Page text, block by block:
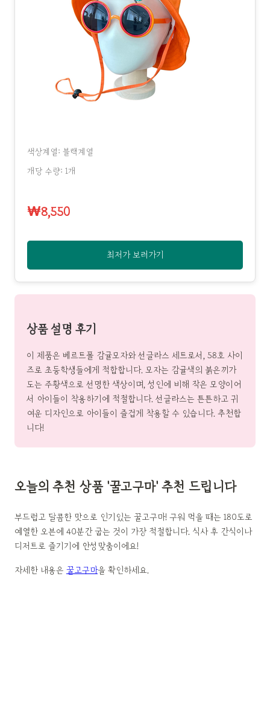
색상계열: 블랙계열
개당 수량: 1개
₩8,550
최저가 보러가기
상품 설명 후기
이 제품은 베르트폴 감귤모자와 선글라스 세트로서, 58호 사이
즈로 초등학생들에게 적합합니다. 모자는 감귤색의 붉은끼가
도는 주황색으로 선명한 색상이며, 성인에 비해 작은 모양이어
서 아이들이 착용하기에 적절합니다. 선글라스는 튼튼하고 귀
여운 디자인으로 아이들이 즐겁게 착용할 수 있습니다. 추천합
니다!
오늘의 추천 상품 '꿀고구마' 추천 드립니다
부드럽고 달콤한 맛으로 인기있는 꿀고구마! 구워 먹을 때는 180도로
예열한 오븐에 40분간 굽는 것이 가장 적절합니다. 식사 후 간식이나
디저트로 즐기기에 안성맞춤이에요!
자세한 내용은 꿀고구마을 확인하세요.